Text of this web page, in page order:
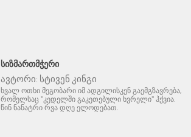
ᲡᲘᲖᲛᲐᲠᲗᲛᲭᲔᲠᲘ
ავტორი: სტივენ კინგი
ხვალ ოთხი მეგობარი იმ ადგილისკენ გაემგზავრება,
რომელსაც "კედელში გაკეთებული ხვრელი" ჰქვია.
წინ ნანატრი რვა დღე ელოდებათ.